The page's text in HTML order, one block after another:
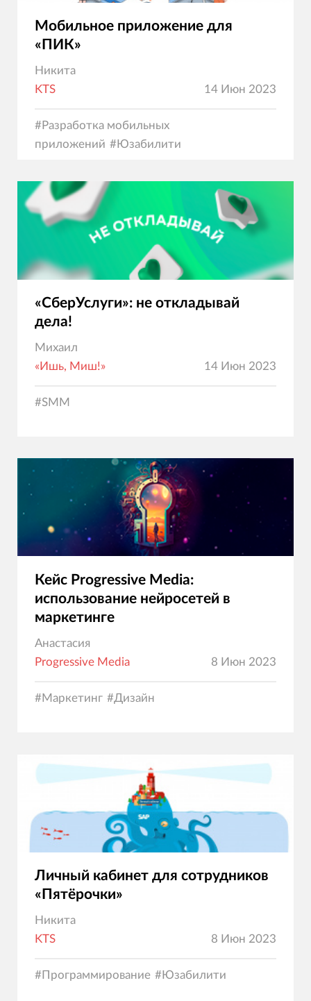
Мобильное приложение для
«ПИК»
Никита
KTS
14 Июн 2023
#Разработка мобильных
приложений #Юзабилити
«СберУслуги»: не откладывай
дела!
Михаил
«Ишь, Миш!»
14 Июн 2023
#SMM
Кейс Progressive Media:
использование нейросетей в
маркетинге
Анастасия
Progressive Media
8 Июн 2023
#Маркетинг #Дизайн
Личный кабинет для сотрудников
«Пятёрочки»
Никита
KTS
8 Июн 2023
#Программирование #Юзабилити